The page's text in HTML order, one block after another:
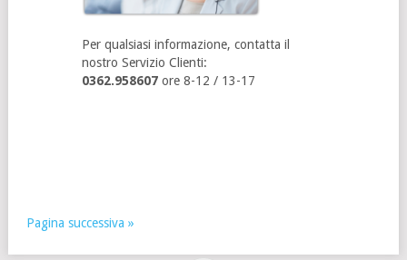
Per qualsiasi informazione, contatta il
nostro Servizio Clienti:
0362.958607ore 8-12 / 13-17
Pagina successiva »